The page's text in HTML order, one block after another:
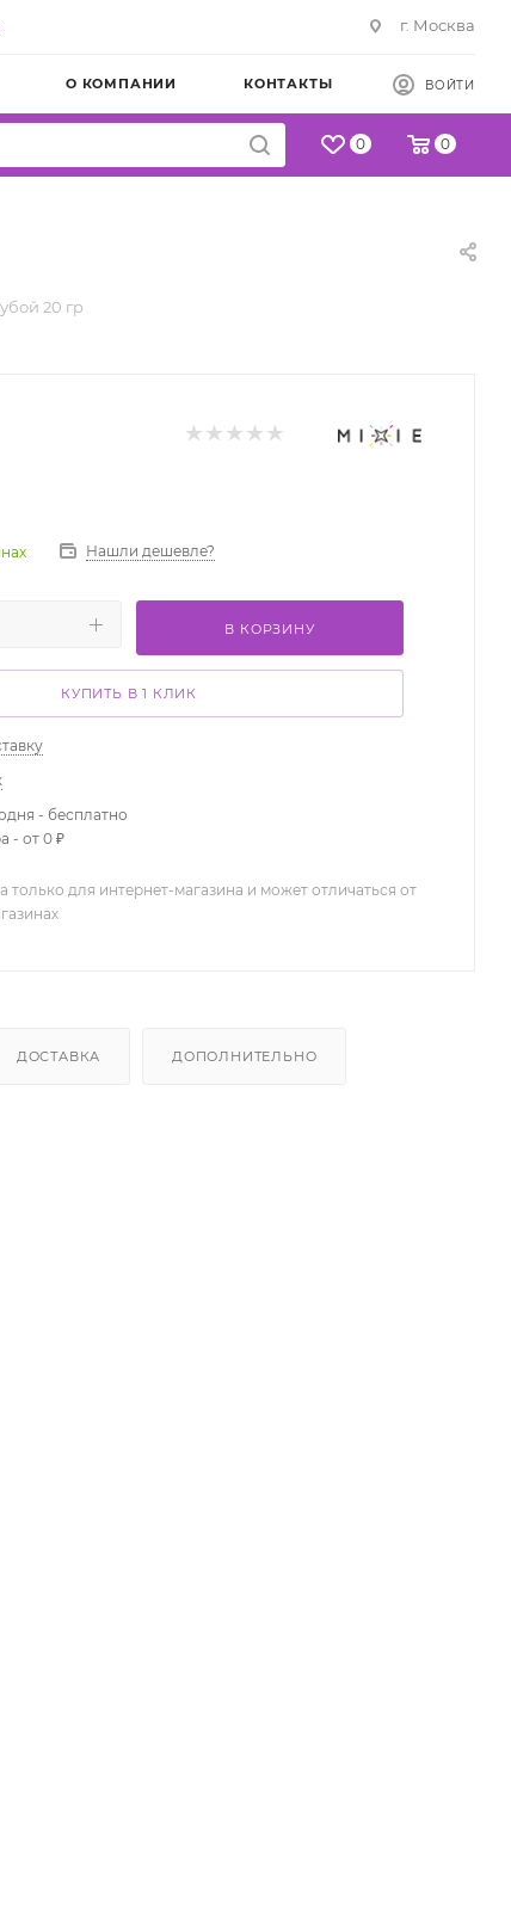
г. Москва
О КОМПАНИИ КОНТАКТЫ ВОЙТИ
0 0
20 гр
Нашли дешевле?
В КОРЗИНУ
КУПИТЬ В 1 КЛИК
- бесплатно
- от 0 ₽
только для интернет-магазина и может отличаться от
ДОСТАВКА ДОПОЛНИТЕЛЬНО